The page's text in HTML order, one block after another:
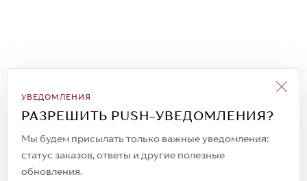
УВЕДОМЛЕНИЯ
РАЗРЕШИТЬ PUSH-УВЕДОМЛЕНИЯ?
Мы будем присылать только важные уведомления:
статус заказов, ответы и другие полезные
обновления.
Подписаться на рассылку
Всегда будьте в курсе новых акций и
спецпредложений!